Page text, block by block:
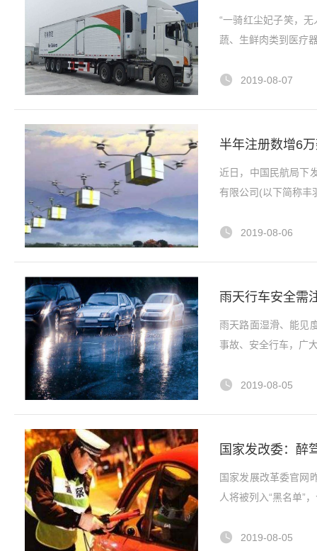
“一骑红尘妃子笑，
蔬、生鲜肉类到医疗
2019-08-07
半年注册数增6
近日，中国民航局下
有限公司(以下简称丰
2019-08-06
雨天行车安全需
雨天路面湿滑、能见
事故、安全行车，广
2019-08-05
国家发改委：醉
国家发展改革委官网
人将被列入“黑名单”
2019-08-05